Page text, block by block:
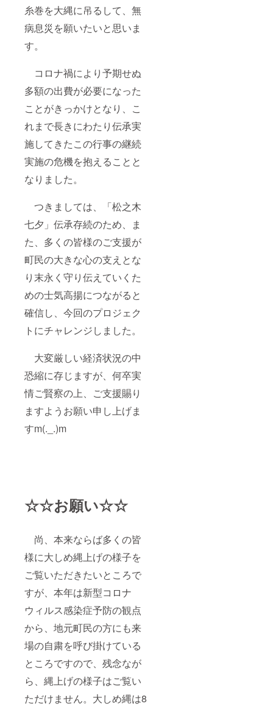
糸巻を大縄に吊るして、無
病息災を願いたいと思いま
す。
コロナ禍により予期せぬ
多額の出費が必要になった
ことがきっかけとなり、こ
れまで長きにわたり伝承実
施してきたこの行事の継続
実施の危機を抱えることと
なりました。
つきましては、「松之木
七夕」伝承存続のため、ま
た、多くの皆様のご支援が
町民の大きな心の支えとな
り末永く守り伝えていくた
めの士気高揚につながると
確信し、今回のプロジェク
トにチャレンジしました。
大変厳しい経済状況の中
恐縮に存じますが、何卒実
情ご賢察の上、ご支援賜り
ますようお願い申し上げま
すm(._.)m
☆☆お願い☆☆
尚、本来ならば多くの皆
様に大しめ縄上げの様子を
ご覧いただきたいところで
すが、本年は新型コロナ
ウィルス感染症予防の観点
から、地元町民の方にも来
場の自粛を呼び掛けている
ところですので、残念なが
ら、縄上げの様子はご覧い
ただけません。大しめ縄は8